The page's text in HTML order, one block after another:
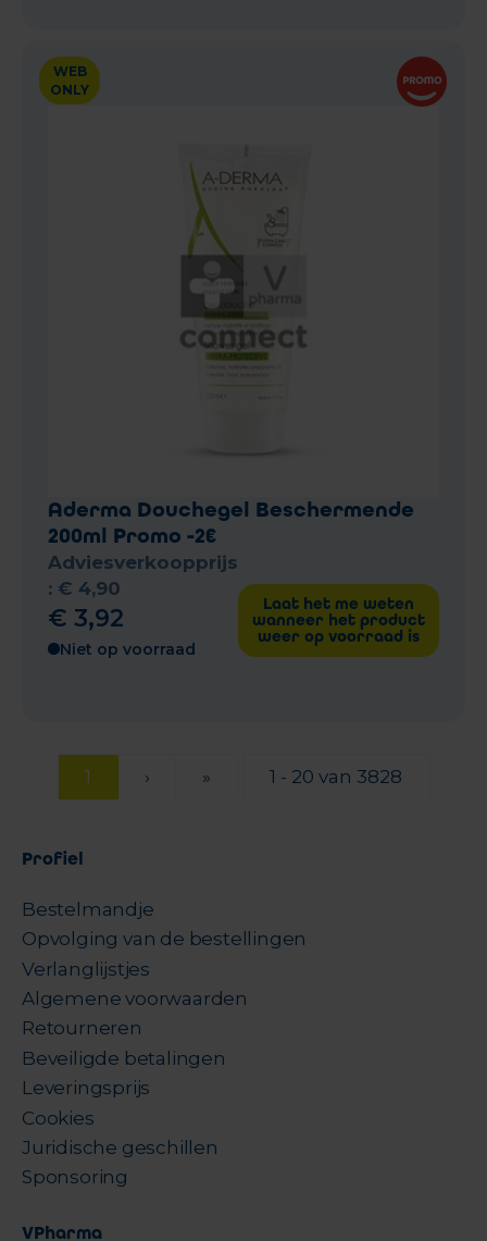
WEB
ONLY
Aderma Douchegel Beschermende
200ml Promo -2€
Adviesverkoopprijs
: € 4,90
€ 3,92
Niet op voorraad
Laat het me weten
wanneer het product
weer op voorraad is
1 › » 1 - 20 van 3828
Profiel
Bestelmandje
Opvolging van de bestellingen
Verlanglijstjes
Algemene voorwaarden
Retourneren
Beveiligde betalingen
Leveringsprijs
Cookies
Juridische geschillen
Sponsoring
VPharma